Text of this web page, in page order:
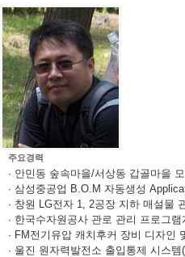
주요경력
· 안민동 숲속마을/서상동 갑골마을
· 삼성중공업 B.O.M 자동생성
· 창원 LG전자 1, 2공장 지하 매설물
· 한국수자원공사 관로 관리 프로그램
· FM전기유압 캐치후커 장비 디자인
· 울진 원자력발전소 출입통제 시스템